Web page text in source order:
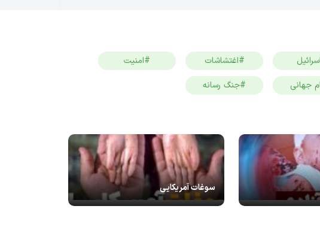
#اغتشاشات
#امنیت
جهانی #جنگ رسانه
سوغات آمریکایی